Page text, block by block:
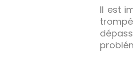
Il est